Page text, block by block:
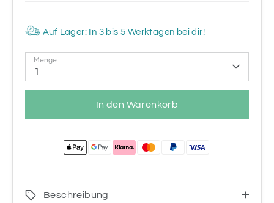
Auf Lager: In 3 bis 5 Werktagen bei dir!
Menge
1
In den Warenkorb
Beschreibung